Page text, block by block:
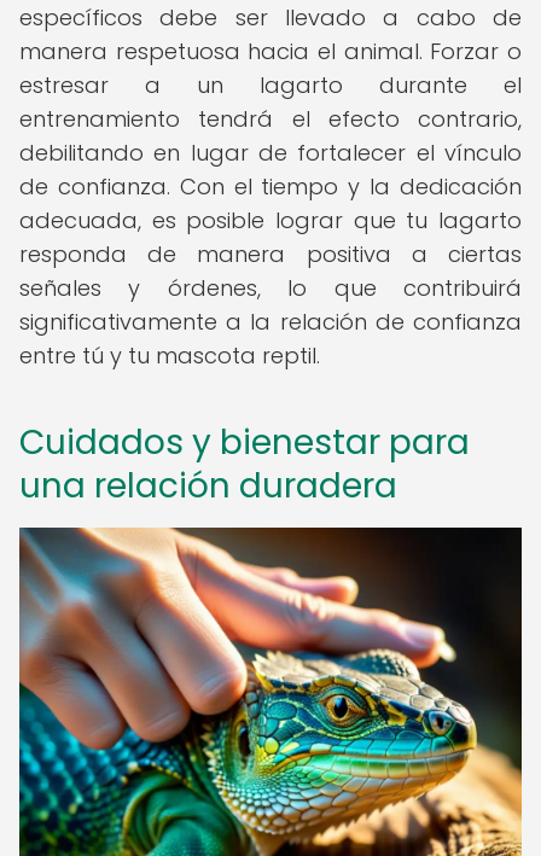
específicos debe ser llevado a cabo de
manera respetuosa hacia el animal. Forzar o
estresar a un lagarto durante el
entrenamiento tendrá el efecto contrario,
debilitando en lugar de fortalecer el vínculo
de confianza. Con el tiempo y la dedicación
adecuada, es posible lograr que tu lagarto
responda de manera positiva a ciertas
señales y órdenes, lo que contribuirá
significativamente a la relación de confianza
entre tú y tu mascota reptil.
Cuidados y bienestar para
una relación duradera